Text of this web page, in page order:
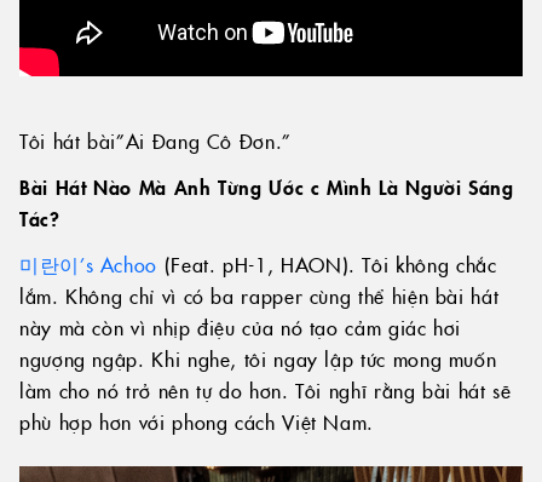
Tôi hát bài”Ai Đang Cô Đơn.”
Bài Hát Nào Mà Anh Từng Ước c Mình Là Người Sáng
Tác?
미란이’s Achoo (Feat. pH-1, HAON). Tôi không chắc
lắm. Không chỉ vì có ba rapper cùng thể hiện bài hát
này mà còn vì nhịp điệu của nó tạo cảm giác hơi
ngượng ngập. Khi nghe, tôi ngay lập tức mong muốn
làm cho nó trở nên tự do hơn. Tôi nghĩ rằng bài hát sẽ
phù hợp hơn với phong cách Việt Nam.